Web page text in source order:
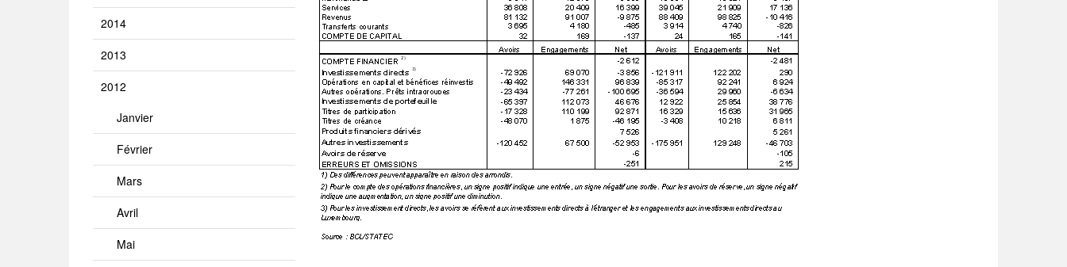
2014
2013
2012
Janvier
Février
Mars
Avril
Mai